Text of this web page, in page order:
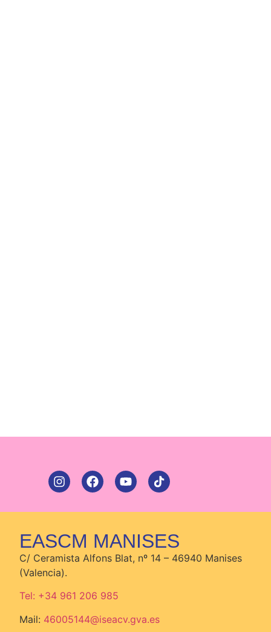
EASCM MANISES
C/ Ceramista Alfons Blat, nº 14 – 46940 Manises
(Valencia).
Tel: +34 961 206 985
Mail: 46005144@iseacv.gva.es